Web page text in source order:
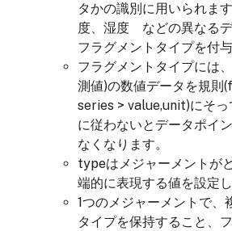
タかの識別に用いられま
度、湿度 などの異なる
フラグメントタイプを付
フラグメントタイプには
測値)の数値データを規
series > value,unit)にそっ
に従わないとデータポイ
なくなります。
typeはメジャーメントが
端的に表現する値を設定し
1つのメジャーメントで、
タイプを保持すること、